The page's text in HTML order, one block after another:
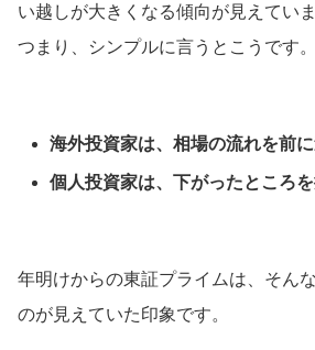
い越しが大きくなる傾向が見えていま
つまり、シンプルに言うとこうです。
海外投資家は、相場の流れを前
個人投資家は、下がったところ
年明けからの東証プライムは、そん
のが見えていた印象です。